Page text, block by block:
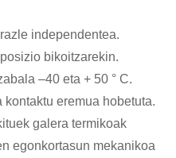
independentea.
bikoitzarekin.
–40 eta + 50 ° С.
eremua hobetuta.
galera termikoak
egonkortasun mekanikoa